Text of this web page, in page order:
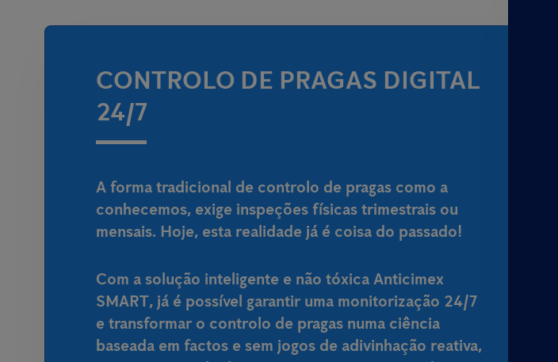
CONTROLO DE PRAGAS DIGITAL
24/7
A forma tradicional de controlo de pragas como a
conhecemos, exige inspeções físicas trimestrais ou
mensais. Hoje, esta realidade já é coisa do passado!
Com a solução inteligente e não tóxica Anticimex
SMART, já é possível garantir uma monitorização 24/7
e transformar o controlo de pragas numa ciência
baseada em factos e sem jogos de adivinhação reativa,